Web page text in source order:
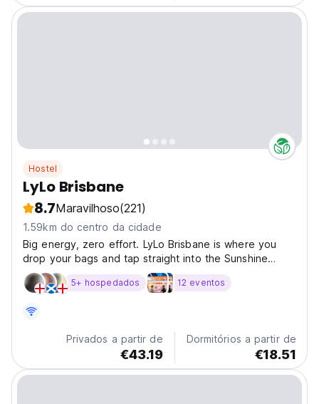
Hostel
LyLo Brisbane
8.7Maravilhoso(221)
1.59km do centro da cidade
Big energy, zero effort. LyLo Brisbane is where you
drop your bags and tap straight into the Sunshine
State vibe. Set in the heart of Fortitude Valley, you’re
surrounded by live music, late nights and all the action
5+ hospedados 12 eventos
Privados a partir de
€43.19
Dormitórios a partir de
€18.51